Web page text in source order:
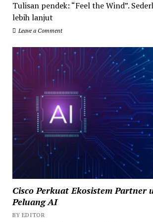
Tulisan pendek: “Feel the Wind”.
lebih lanjut
Leave a Comment
Cisco Perkuat Ekosistem Partner
Peluang AI
BY EDITOR